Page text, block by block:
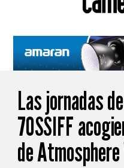
Las jornadas
70SSIFF
de